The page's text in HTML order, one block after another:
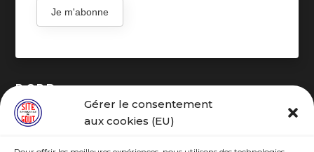
Gérer le consentement
aux cookies (EU)
Je m'abonne
R.G.P.D